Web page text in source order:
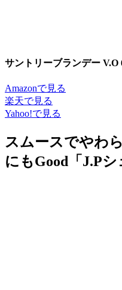
サントリーブランデー V.O
Amazonで見る
楽天で見る
Yahoo!で見る
スムースでやわ
にもGood「J.Pシ